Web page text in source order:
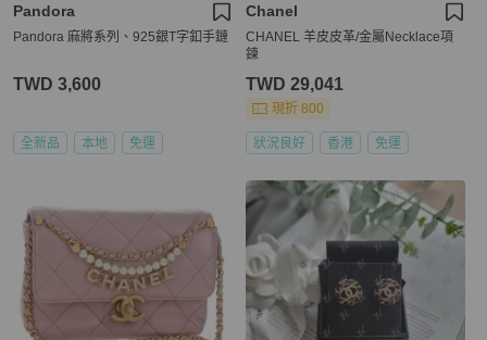
Pandora
Pandora 麻將系列、925銀T字釦手鏈
TWD 3,600
全新品 本地 免運
Chanel
CHANEL 羊皮皮革/金屬Necklace項
鍊
TWD 29,041
現折 800
狀況良好 香港 免運